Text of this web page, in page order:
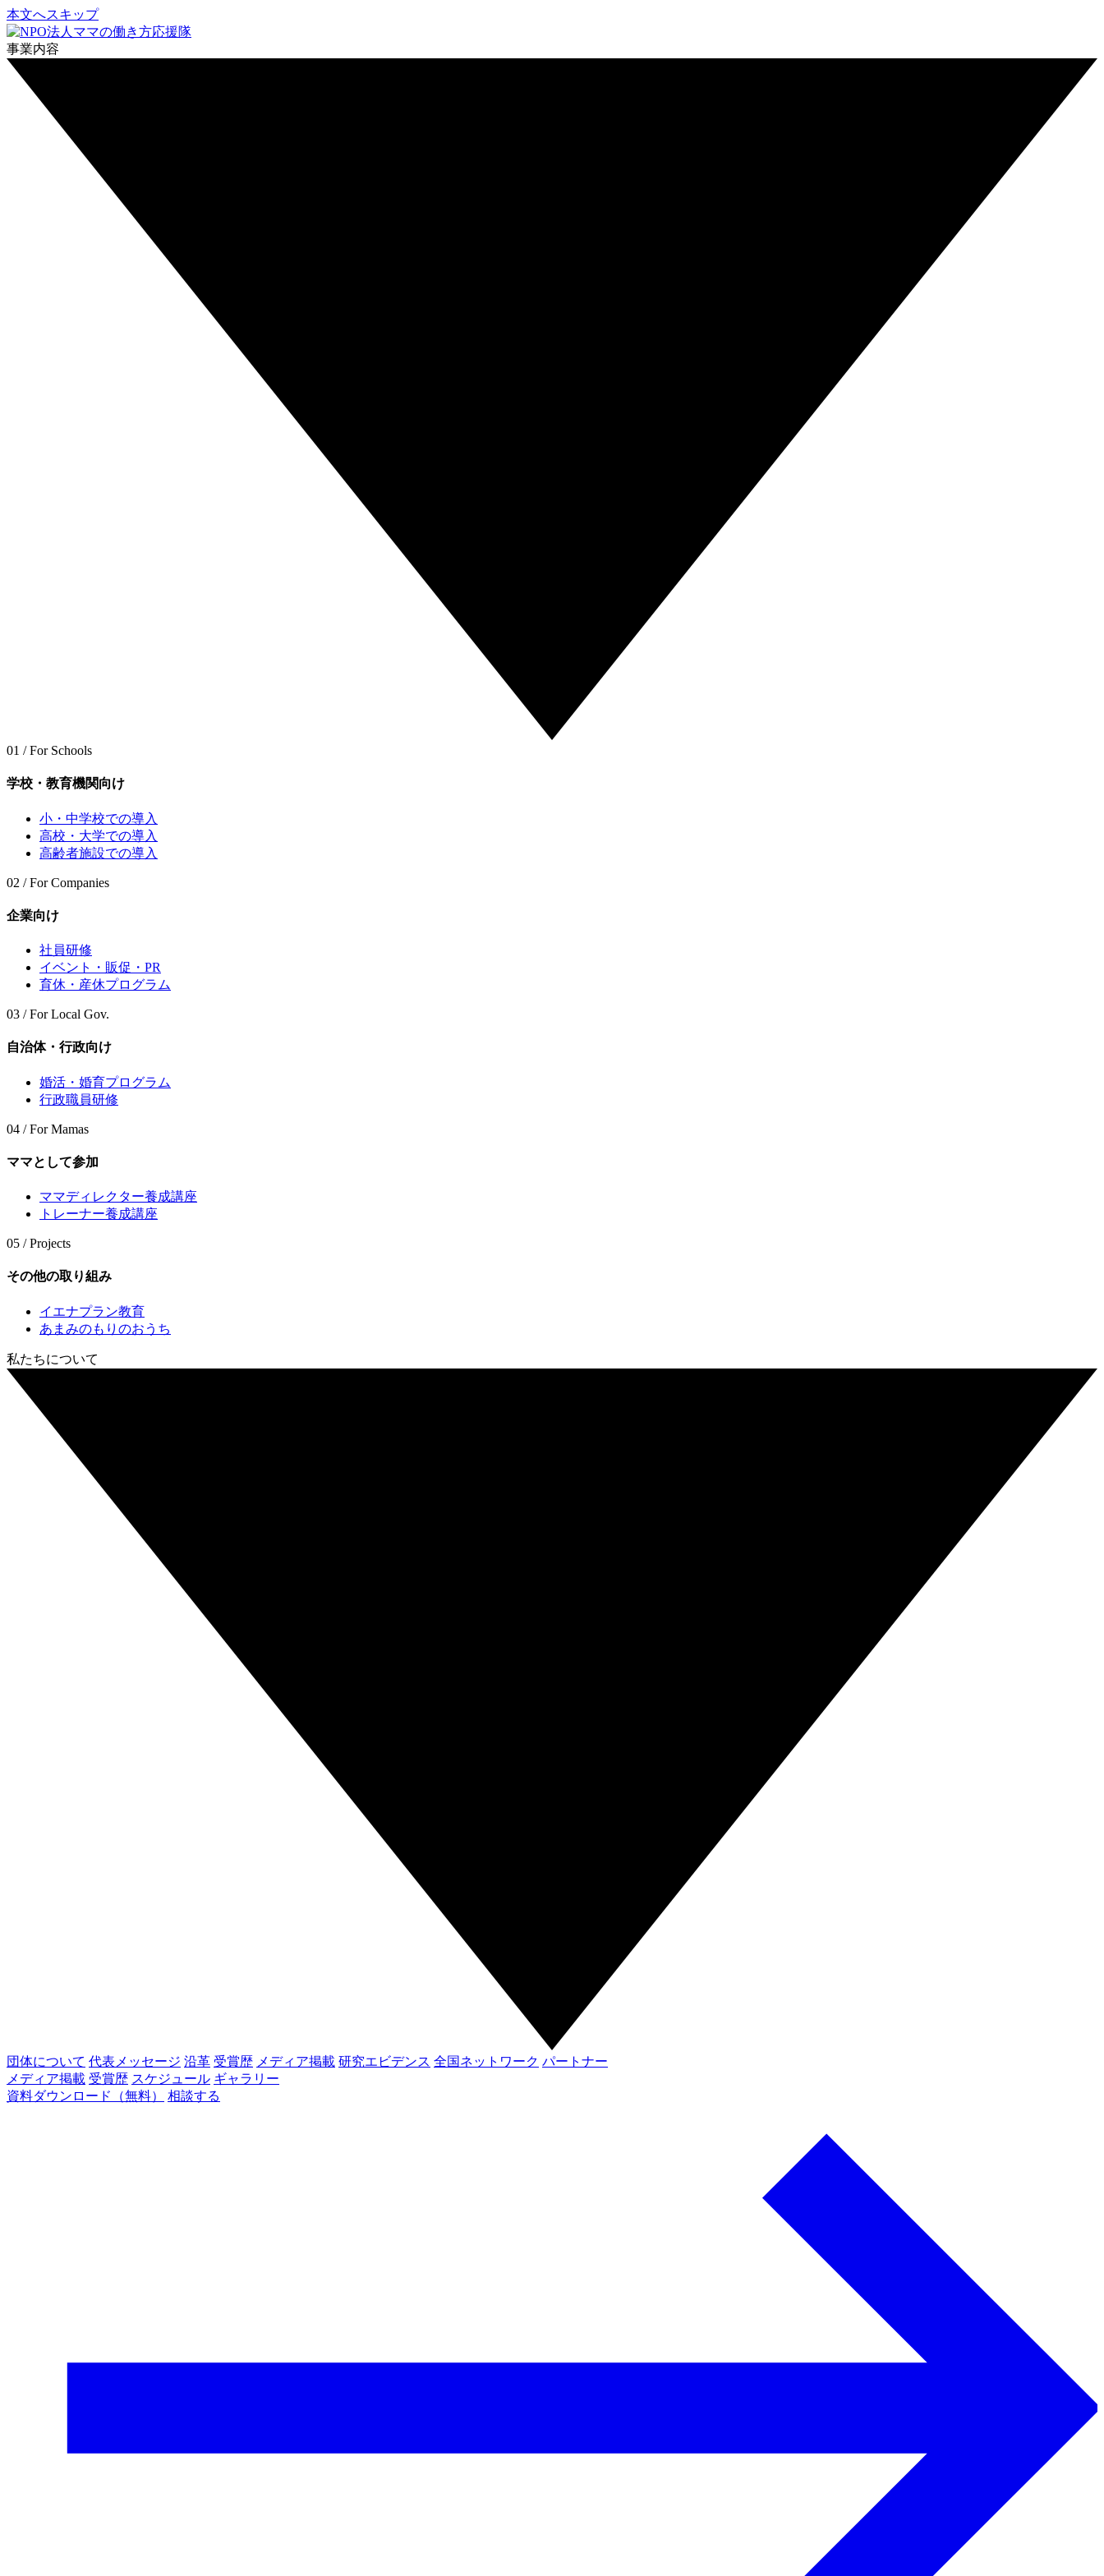
本文へスキップ
事業内容
01 / For Schools
学校・教育機関向け
小・中学校での導入
高校・大学での導入
高齢者施設での導入
02 / For Companies
企業向け
社員研修
イベント・販促・PR
育休・産休プログラム
03 / For Local Gov.
自治体・行政向け
婚活・婚育プログラム
行政職員研修
04 / For Mamas
ママとして参加
ママディレクター養成講座
トレーナー養成講座
05 / Projects
その他の取り組み
イエナプラン教育
あまみのもりのおうち
私たちについて
団体について 代表メッセージ 沿革 受賞歴 メディア掲載 研究エビデンス 全国ネットワーク パートナー
メディア掲載 受賞歴 スケジュール ギャラリー
資料ダウンロード（無料）
相談する